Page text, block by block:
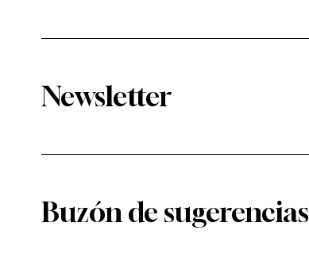
Newsletter
Buzón de sugerencias